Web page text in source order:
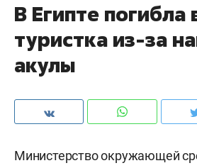
В Египте погибла
туристка из-за
акулы
Министерство окружающей